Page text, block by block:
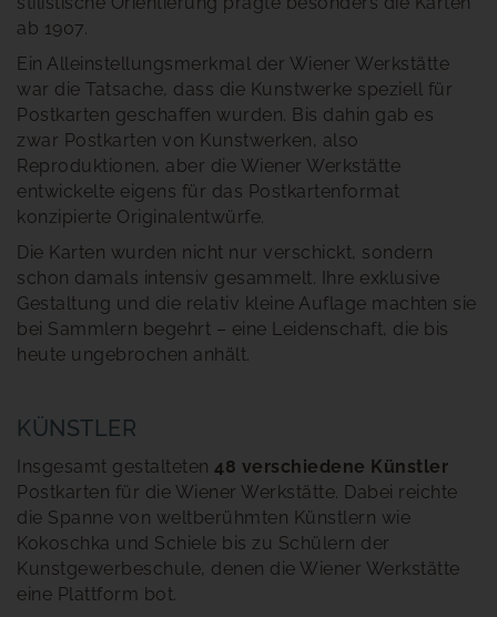
ab 1907.
Ein Alleinstellungsmerkmal der Wiener Werkstätte
war die Tatsache, dass die Kunstwerke speziell für
Postkarten geschaffen wurden. Bis dahin gab es
zwar Postkarten von Kunstwerken, also
Reproduktionen, aber die Wiener Werkstätte
entwickelte eigens für das Postkartenformat
konzipierte Originalentwürfe.
Die Karten wurden nicht nur verschickt, sondern
schon damals intensiv gesammelt. Ihre exklusive
Gestaltung und die relativ kleine Auflage machten sie
bei Sammlern begehrt – eine Leidenschaft, die bis
heute ungebrochen anhält.
KÜNSTLER
Insgesamt gestalteten 48 verschiedene Künstler
Postkarten für die Wiener Werkstätte. Dabei reichte
die Spanne von weltberühmten Künstlern wie
Kokoschka und Schiele bis zu Schülern der
Kunstgewerbeschule, denen die Wiener Werkstätte
eine Plattform bot.